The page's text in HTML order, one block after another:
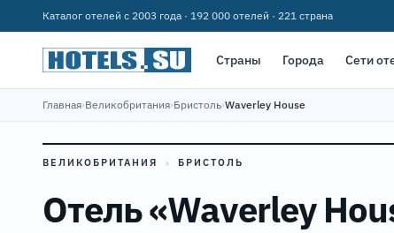
Каталог отелей с 2003 года · 192 000 отелей · 221 страна
Страны Города Сети
Главная›Великобритания›Бристоль›Waverley House
ВЕЛИКОБРИТАНИЯ › БРИСТОЛЬ
Отель «Waverley